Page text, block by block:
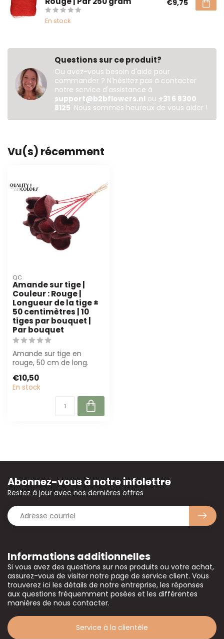
En stock
€9,75
Questions sur ce produit?
Ou avez-vous besoin d'aide pour
commander ? N'hésitez pas à contacter
notre service d'assistance à
support@b2bflowers.nl ou +31 6 8300
8125. Nous sommes heureux de vous aider !
Vu(s) récemment
QC
Amande sur tige |
Couleur : Rouge |
Longueur de la tige ±
50 centimètres | 10
tiges par bouquet |
Par bouquet
Amande sur tige en
rouge, 50 cm de long.
et les desi...
€10,50
En stock
Informations additionnelles
Si vous avez des questions sur nos produits ou votre achat,
assurez-vous de visiter notre page de service client. Vous
trouverez ici les détails de notre entreprise, les réponses
aux questions fréquemment posées et les différentes
manières de nous contacter.
Service à la clientèle
Abonnez-vous à notre infolettre
Restez à jour avec nos dernières offres